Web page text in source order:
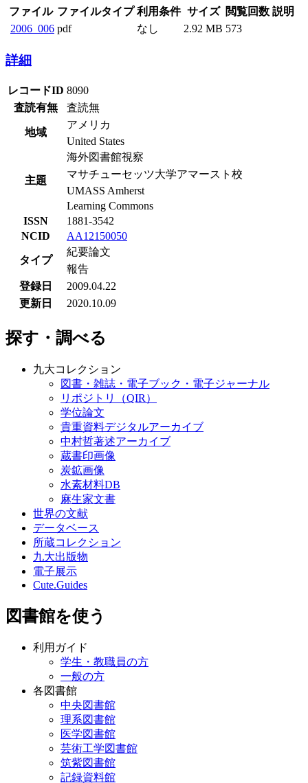
ファイル
ファイルタイ
利用条
サイズ
閲覧回
説
2006_006
詳細
レコードID
8090
査読有無
査読無
アメリカ
United States
海外図書館視察
マサチューセッツ大学アマースト校
UMASS Amherst
Learning Commons
1881-3542
NCID
AA12150050
タイプ
紀要論文
報告
登録日
2009.04.22
更新日
2020.10.09
探す・調べる
九大コレクション
図書・雑誌・電子ブック・電子ジャーナル
リポジトリ（QIR）
学位論文
貴重資料デジタルアーカイブ
中村哲著述アーカイブ
蔵書印画像
炭鉱画像
水素材料DB
麻生家文書
世界の文献
データベース
所蔵コレクション
九大出版物
Cute.Guides
図書館を使う
利用ガイド
学生・教職員の方
一般の方
各図書館
中央図書館
理系図書館
医学図書館
芸術工学図書館